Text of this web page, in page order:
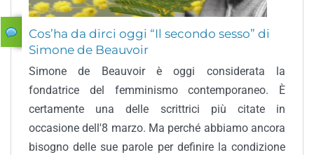
Cos’ha da dirci oggi “Il secondo sesso” di
Simone de Beauvoir
Simone de Beauvoir è oggi considerata la
fondatrice del femminismo contemporaneo. È
certamente una delle scrittrici più citate in
occasione dell'8 marzo. Ma perché abbiamo ancora
bisogno delle sue parole per definire la condizione